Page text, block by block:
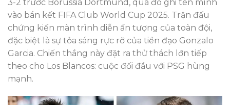
3-2 trước Borussia Dortmund, qua đó ghi tên mình
vào bán kết FIFA Club World Cup 2025. Trận đấu
chứng kiến màn trình diễn ấn tượng của toàn đội,
đặc biệt là sự tỏa sáng rực rỡ của tiền đạo Gonzalo
Garcia. Chiến thắng này đặt ra thử thách lớn tiếp
theo cho Los Blancos: cuộc đối đầu với PSG hùng
mạnh.